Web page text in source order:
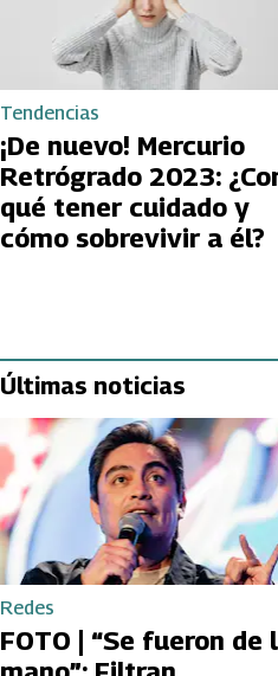
Tendencias
¡De nuevo! Mercurio
Retrógrado 2023:
qué tener cuidado y
cómo sobrevivir a él?
Últimas noticias
Redes
FOTO | “Se fueron de